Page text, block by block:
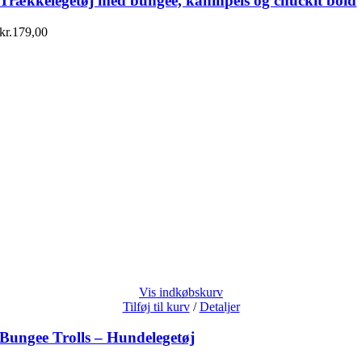
kr.179,00
Vis indkøbskurv
Tilføj til kurv / Detaljer
Bungee Trolls – Hundelegetøj